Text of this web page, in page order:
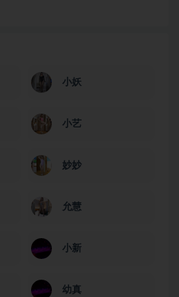
小妖
小艺
妙妙
允慧
小新
幼真